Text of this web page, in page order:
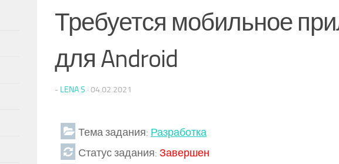
Требуется мобильное
для Android
- LENA S · 04.02.2021
Тема задания: Разработка
Статус задания: Завершен